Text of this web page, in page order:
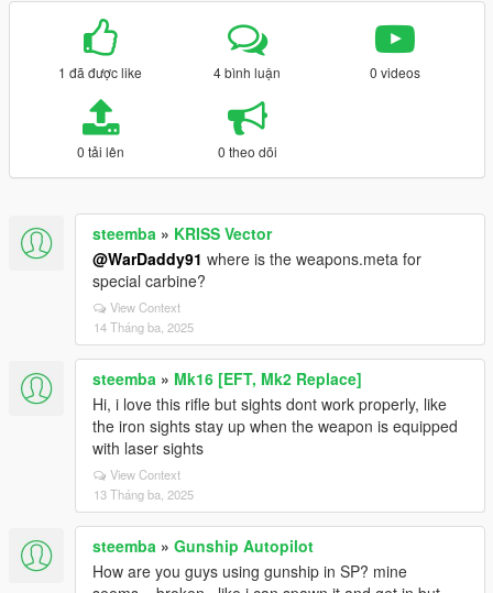
1 đã được like 4 bình luận 0 videos
0 tải lên 0 theo dõi
steemba » KRISS Vector
@WarDaddy91 where is the weapons.meta for
special carbine?
View Context
14 Tháng ba, 2025
steemba » Mk16 [EFT, Mk2 Replace]
Hi, i love this rifle but sights dont work properly, like
the iron sights stay up when the weapon is equipped
with laser sights
View Context
13 Tháng ba, 2025
steemba » Gunship Autopilot
How are you guys using gunship in SP? mine